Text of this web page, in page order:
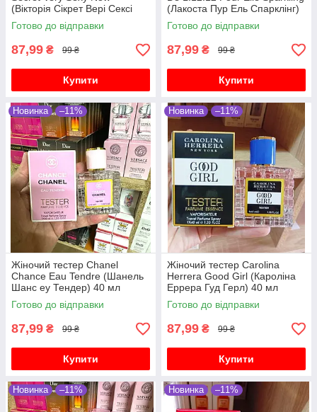
(Вікторія Сікрет Вері Сексі
Нау) 40 мл
Готово до відправки
87,99 ₴ 99 ₴
Купити
(Лакоста Пур Ель Спарклінг)
40 мл
Готово до відправки
87,99 ₴ 99 ₴
Купити
Новинка –11%
Жіночий тестер Chanel
Chance Eau Tendre (Шанель
Шанс еу Тендер) 40 мл
Готово до відправки
87,99 ₴ 99 ₴
Купити
Новинка –11%
Жіночий тестер Carolina
Herrera Good Girl (Кароліна
Еррера Гуд Герл) 40 мл
Готово до відправки
87,99 ₴ 99 ₴
Купити
Новинка –11% Новинка –11%